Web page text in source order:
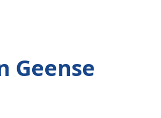
Geense